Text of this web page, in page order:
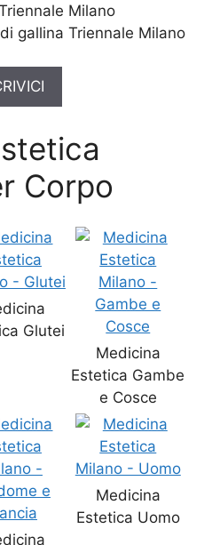
Milano
gallina Triennale Milano
Corpo
Glutei
Medicina
Estetica Gambe
e Cosce
Medicina
Estetica Uomo